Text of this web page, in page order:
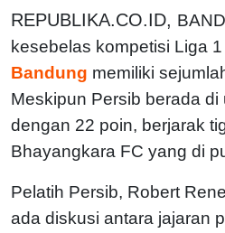
REPUBLIKA.CO.ID,
kesebelas kompetisi Liga
Bandung memiliki
Meskipun Persib berada
dengan 22 poin, berjarak
Bhayangkara FC yang di
Pelatih Persib, Robert
ada diskusi antara jajaran